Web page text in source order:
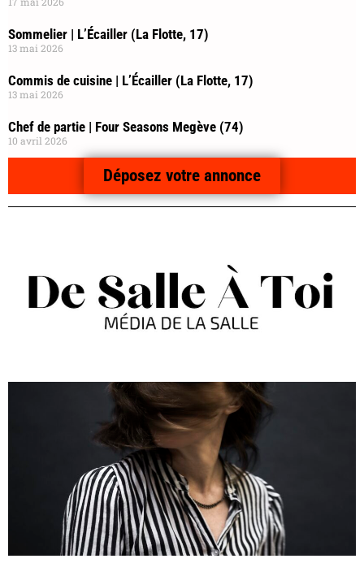
Sommelier | L’Écailler (La Flotte, 17)
13 mai 2026
Commis de cuisine | L’Écailler (La Flotte, 17)
13 mai 2026
Chef de partie | Four Seasons Megève (74)
10 avril 2026
Déposez votre annonce